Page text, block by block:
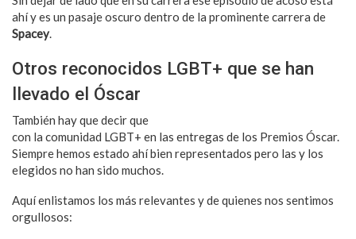
ahí y es un pasaje oscuro dentro de la prominente carrera de
Spacey.
Otros reconocidos LGBT+ que se han
llevado el Óscar
También hay que decir que
con la comunidad LGBT+ en las entregas de los Premios Óscar.
Siempre hemos estado ahí bien representados pero las y los
elegidos no han sido muchos.
Aquí enlistamos los más relevantes y de quienes nos sentimos
orgullosos: